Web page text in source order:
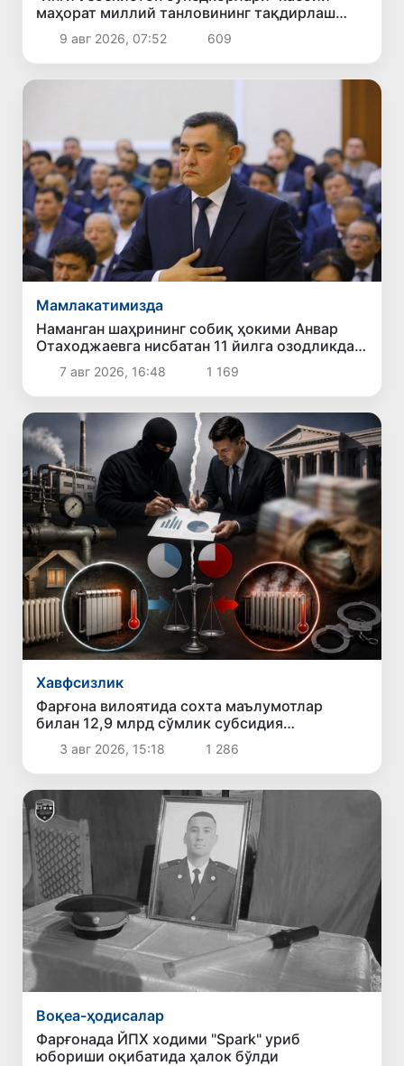
маҳорат миллий танловининг тақдирлаш
маросими бўлиб ўтди
9 авг 2026, 07:52 609
Мамлакатимизда
Наманган шаҳрининг собиқ ҳокими Анвар
Отаходжаевга нисбатан 11 йилга озодликдан
маҳрум қилиш жазоси тайинланди
7 авг 2026, 16:48 1 169
Хавфсизлик
Фарғона вилоятида сохта маълумотлар
билан 12,9 млрд сўмлик субсидия
ажратилганлиги ҳолати фош этилди
3 авг 2026, 15:18 1 286
Воқеа-ҳодисалар
Фарғонада ЙПХ ходими "Spark" уриб
юбориши оқибатида ҳалок бўлди